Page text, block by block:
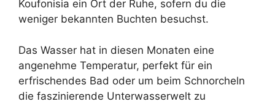
Koufonisia ein Ort der Ruhe, sofern du die
weniger bekannten Buchten besuchst.
Das Wasser hat in diesen Monaten eine
angenehme Temperatur, perfekt für ein
erfrischendes Bad oder um beim Schnorcheln
die faszinierende Unterwasserwelt zu